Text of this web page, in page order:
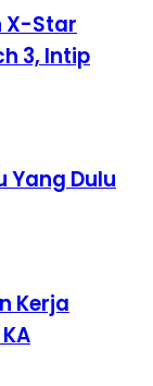
X-Star
3, Intip
Yang Dulu
Kerja